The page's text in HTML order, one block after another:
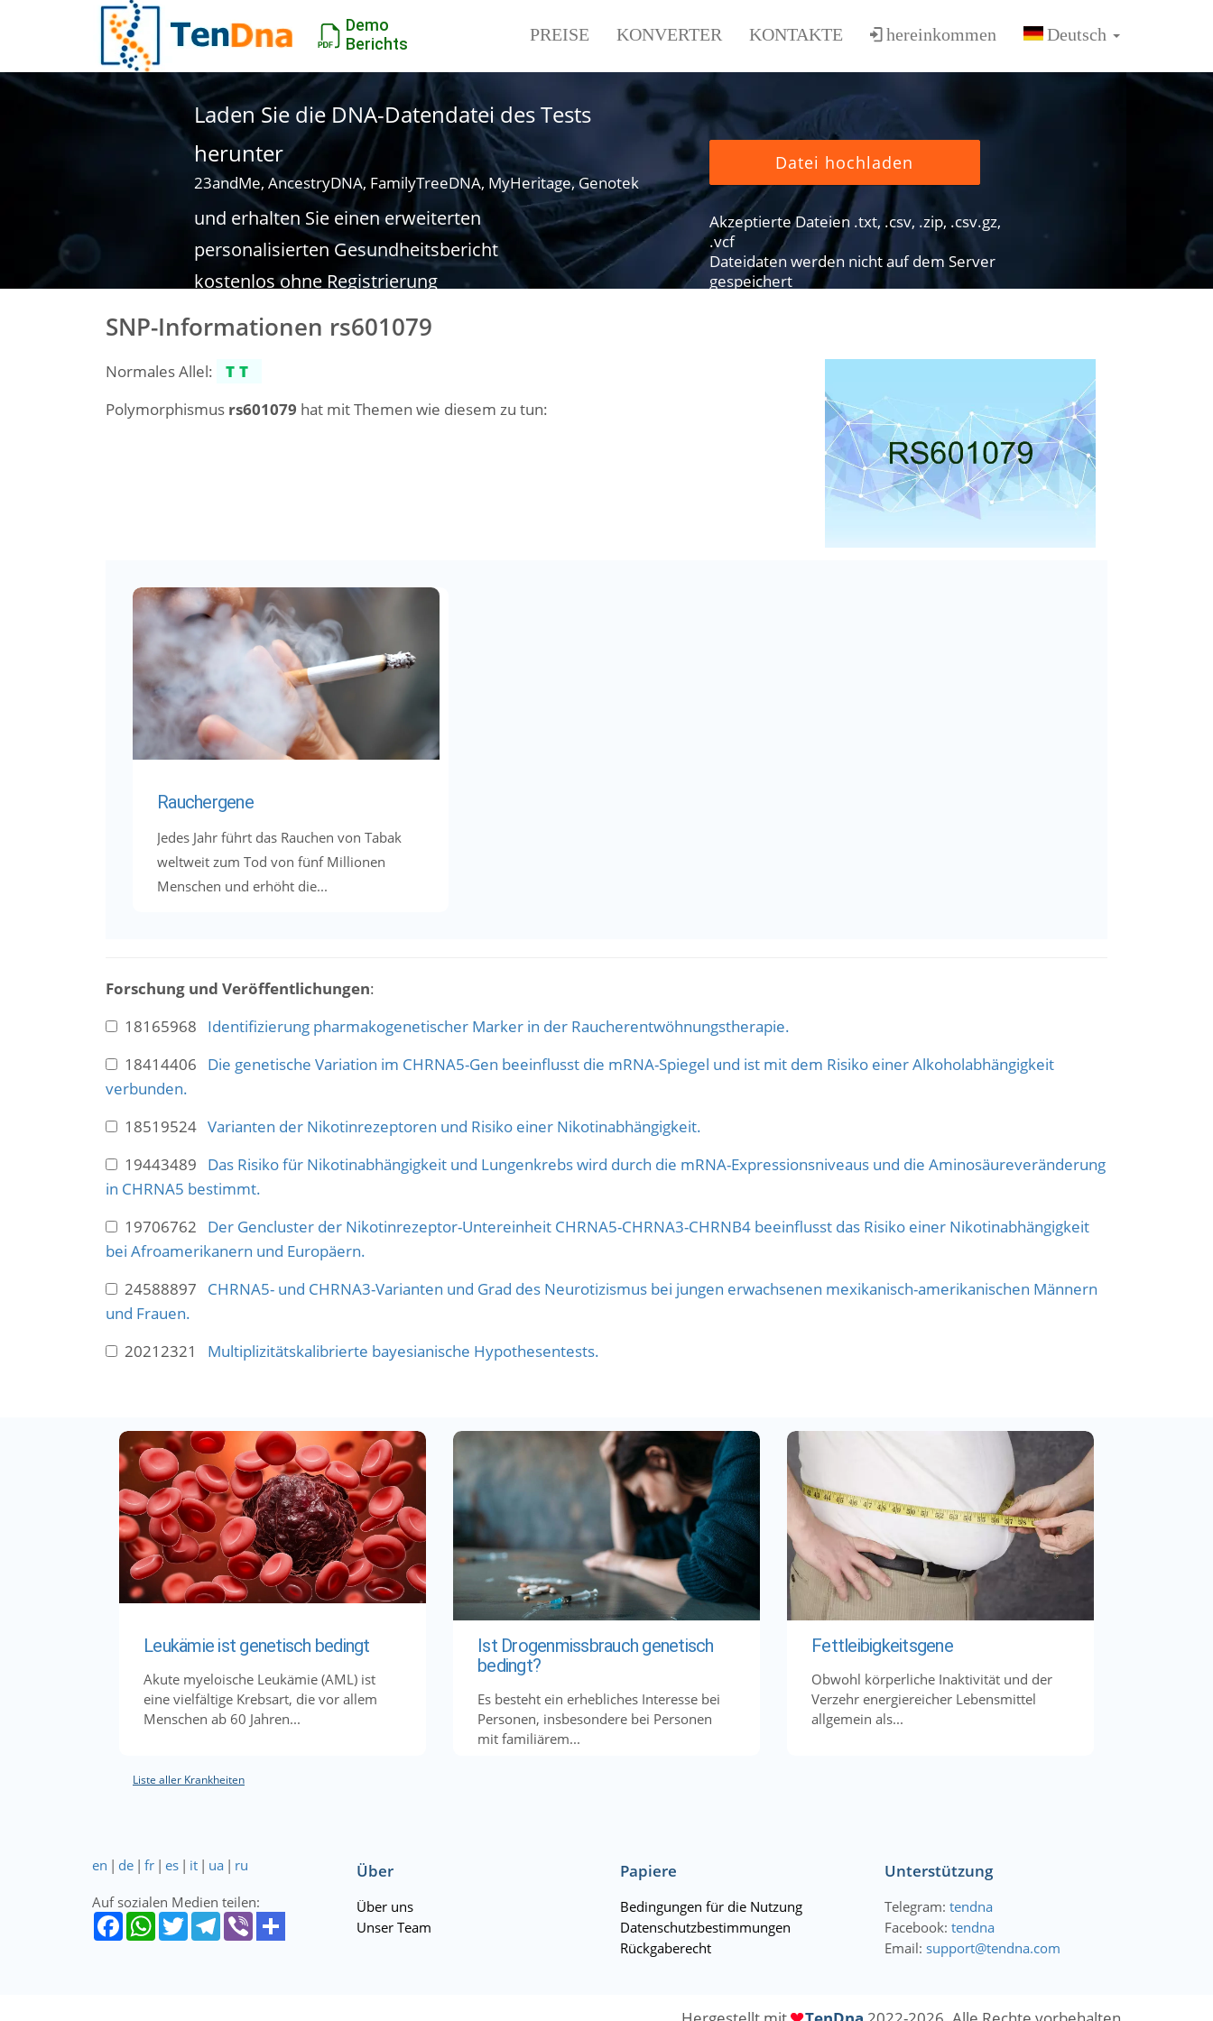
Demo
Berichts
PREISE KONVERTER KONTAKTE hereinkommen
Laden Sie die DNA-Datendatei des Tests
herunter
23andMe, AncestryDNA, FamilyTreeDNA, MyHeritage, Genotek
und erhalten Sie einen erweiterten
personalisierten Gesundheitsbericht
kostenlos ohne Registrierung
Datei hochladen
Akzeptierte Dateien .txt, .csv, .zip, .csv.gz,
.vcf
Dateidaten werden nicht auf dem Server
gespeichert
SNP-Informationen rs601079
Normales Allel:
TT
Polymorphismus rs601079 hat mit Themen wie diesem zu tun:
Rauchergene
Jedes Jahr führt das Rauchen von Tabak
weltweit zum Tod von fünf Millionen
Menschen und erhöht die...
Forschung und Veröffentlichungen:
18165968 Identifizierung pharmakogenetischer Marker in der Raucherentwöhnungstherapie.
18414406 Die genetische Variation im CHRNA5-Gen beeinflusst die mRNA-Spiegel und ist mit dem Risiko einer Alkoholabhängigkeit
verbunden.
18519524 Varianten der Nikotinrezeptoren und Risiko einer Nikotinabhängigkeit.
19443489 Das Risiko für Nikotinabhängigkeit und Lungenkrebs wird durch die mRNA-Expressionsniveaus und die Aminosäureveränderung
in CHRNA5 bestimmt.
19706762 Der Gencluster der Nikotinrezeptor-Untereinheit CHRNA5-CHRNA3-CHRNB4 beeinflusst das Risiko einer Nikotinabhängigkeit
bei Afroamerikanern und Europäern.
24588897 CHRNA5- und CHRNA3-Varianten und Grad des Neurotizismus bei jungen erwachsenen mexikanisch-amerikanischen Männern
und Frauen.
20212321 Multiplizitätskalibrierte bayesianische Hypothesentests.
Leukämie ist genetisch bedingt
Akute myeloische Leukämie (AML) ist
eine vielfältige Krebsart, die vor allem
Menschen ab 60 Jahren...
Ist Drogenmissbrauch genetisch
bedingt?
Es besteht ein erhebliches Interesse bei
Personen, insbesondere bei Personen
mit familiärem...
Fettleibigkeitsgene
Obwohl körperliche Inaktivität und der
Verzehr energiereicher Lebensmittel
allgemein als...
Liste aller Krankheiten
en | de | fr | es | it | ua | ru
Auf sozialen Medien teilen:
Über
Über uns
Unser Team
Papiere
Bedingungen für die Nutzung
Datenschutzbestimmungen
Rückgaberecht
Unterstützung
Telegram: tendna
Facebook: tendna
Email: support@tendna.com